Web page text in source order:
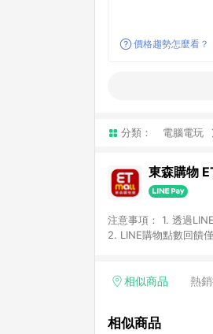
價格趨勢怎麼看？
分類： 電腦電玩
東森購物
注意事項： 1. 透過
2. LINE購物點數回饋
「草莓網」全館商品
面顯示為準。 7. LINE
相似商品 熱
相似商品